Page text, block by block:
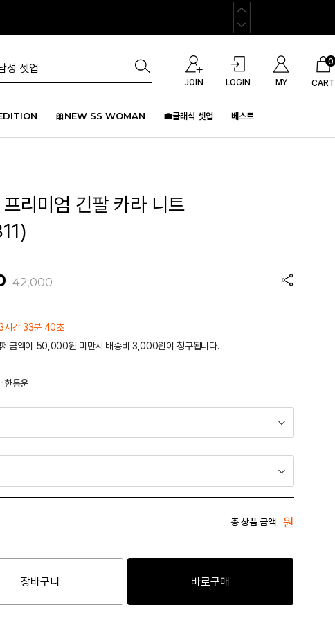
JOIN LOGIN MY CART
0
🎀NEW SS WOMAN 💼클래식 셋업 베스트
리미엄 긴팔 카라 니트
42,000
시간 33분 40초
제금액이 50,000원 미만시 배송비 3,000원이 청구됩니다.
한통운
총 상품 금액 원
장바구니 바로구매